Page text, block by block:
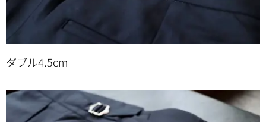
ダブル4.5cm